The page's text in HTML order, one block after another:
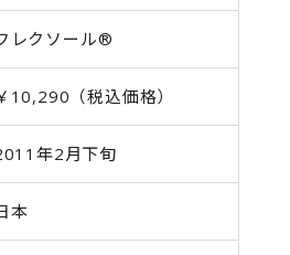
レクソール®
10,290（税込価格）
年2月下旬
本